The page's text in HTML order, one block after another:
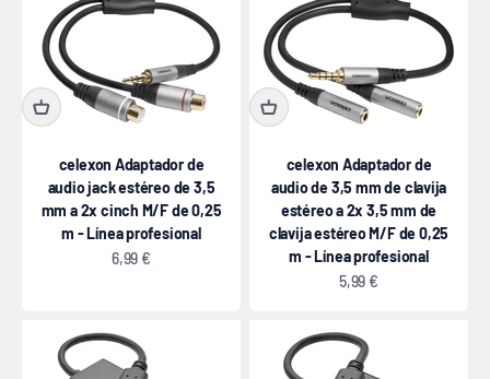
celexon Adaptador de
audio jack estéreo de 3,5
mm a 2x cinch M/F de 0,25
m - Línea profesional
Precio de oferta
6,99 €
celexon Adaptador de
audio de 3,5 mm de clavija
estéreo a 2x 3,5 mm de
clavija estéreo M/F de 0,25
m - Línea profesional
Precio de oferta
5,99 €